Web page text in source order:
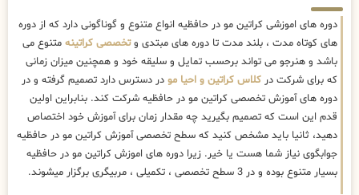
دوره های اموزشی کراتین مو در حافظیه انواع متنوع و گوناگونی دارد که از دوره
های کوتاه مدت ، بلند مدت تا دوره های مبتدی وتخصصی کراتینه متنوع می
باشد و هنرجو می تواند برحسب تمایل و سلیقه خود و همچنین میزان زمانی
که برای شرکت در کلاس کراتین و احیا مو در دسترس دارد تصمیم گرفته و در
دوره های آموزش تخصصی کراتین مو در حافظیه شرکت کند. بنابراین اولین
قدم این است که تصمیم بگیرید چه مقدار زمان برای آموزش خود اختصاص
دهید، ثانیا باید مشخص کنید که سطح تخصصی آموزش کراتین مو در حافظیه
جوابگوی نیاز شما هست یا خیر. زیرا دوره های اموزش کراتین مو در حافظیه
بسیار متنوع بوده و در 3 سطح تخصصی ، تکمیلی ، مربیگری برگزار میشوند.